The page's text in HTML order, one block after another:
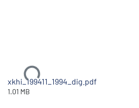
Ladataan...
xkhi_199411_1994_dig.pdf
1.01 MB